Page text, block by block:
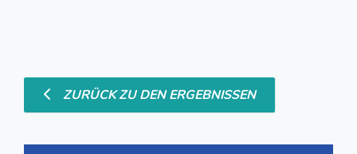
ZURÜCK ZU DEN ERGEBNISSEN